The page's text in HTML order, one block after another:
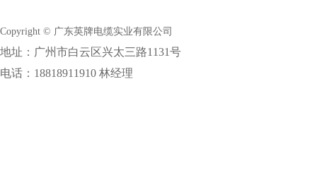
Copyright © 广东英牌电缆实业有限公司
地址：广州市白云区兴太三路1131号
电话：18818911910 林经理